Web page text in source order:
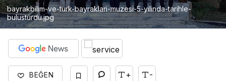
bayrakbilim-ve-turk-bayraklari-muzesi-5-yilinda-tarihle-
bulusturdu.jpg
BEĞEN + -